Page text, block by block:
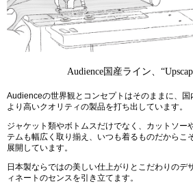
Audience国産ライン、
Audienceの世界観とコンセプトはそのままに、
より高いクオリティの製品を打ち出しています。
ジャケット類やボトムスだけでなく、カットソー
テムも幅広く取り揃え、いつも着るものだからこ
展開しています。
日本製ならではの美しい仕上がりとこだわりのデ
ィネートのセンスを引き立てます。